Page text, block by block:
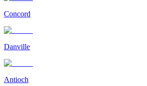
Concord
Danville
Antioch